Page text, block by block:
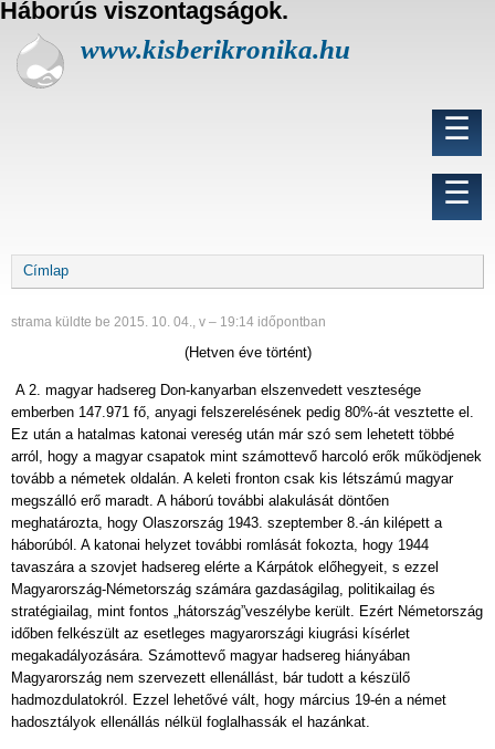
U
Háborús viszontagságok.
www.kisberikronika.hu
☰
☰
Morzsa
Címlap
strama küldte be 2015. 10. 04., v – 19:14 időpontban
(Hetven éve történt)
A 2. magyar hadsereg Don-kanyarban elszenvedett vesztesége
emberben 147.971 fő, anyagi felszerelésének pedig 80%-át vesztette el.
Ez után a hatalmas katonai vereség után már szó sem lehetett többé
arról, hogy a magyar csapatok mint számottevő harcoló erők működjenek
tovább a németek oldalán. A keleti fronton csak kis létszámú magyar
megszálló erő maradt. A háború további alakulását döntően
meghatározta, hogy Olaszország 1943. szeptember 8.-án kilépett a
háborúból. A katonai helyzet további romlását fokozta, hogy 1944
tavaszára a szovjet hadsereg elérte a Kárpátok előhegyeit, s ezzel
Magyarország-Németország számára gazdaságilag, politikailag és
stratégiailag, mint fontos „hátország”veszélybe került. Ezért Németország
időben felkészült az esetleges magyarországi kiugrási kísérlet
megakadályozására. Számottevő magyar hadsereg hiányában
Magyarország nem szervezett ellenállást, bár tudott a készülő
hadmozdulatokról. Ezzel lehetővé vált, hogy március 19-én a német
hadosztályok ellenállás nélkül foglalhassák el hazánkat.